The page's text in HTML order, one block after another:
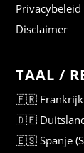
Privacybeleid
Disclaimer
TAAL /
🇫🇷 Frankrijk
🇩🇪 Duitsland
🇪🇸 Spanje